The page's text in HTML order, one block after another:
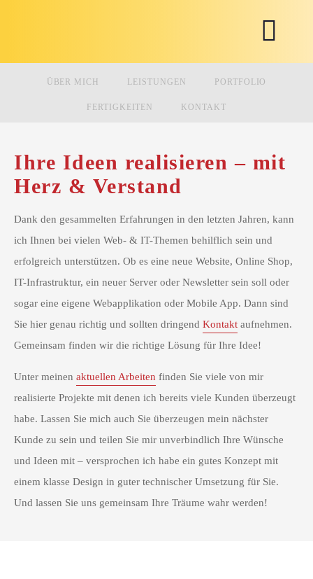
ÜBER MICH LEISTUNGEN PORTFOLIO
FERTIGKEITEN KONTAKT
Ihre Ideen realisieren – mit
Herz & Verstand
Dank den gesammelten Erfahrungen in den letzten Jahren, kann
ich Ihnen bei vielen Web- & IT-Themen behilflich sein und
erfolgreich unterstützen. Ob es eine neue Website, Online Shop,
IT-Infrastruktur, ein neuer Server oder Newsletter sein soll oder
sogar eine eigene Webapplikation oder Mobile App. Dann sind
Sie hier genau richtig und sollten dringend Kontakt aufnehmen.
Gemeinsam finden wir die richtige Lösung für Ihre Idee!
Unter meinen aktuellen Arbeiten finden Sie viele von mir
realisierte Projekte mit denen ich bereits viele Kunden überzeugt
habe. Lassen Sie mich auch Sie überzeugen mein nächster
Kunde zu sein und teilen Sie mir unverbindlich Ihre Wünsche
und Ideen mit – versprochen ich habe ein gutes Konzept mit
einem klasse Design in guter technischer Umsetzung für Sie.
Und lassen Sie uns gemeinsam Ihre Träume wahr werden!